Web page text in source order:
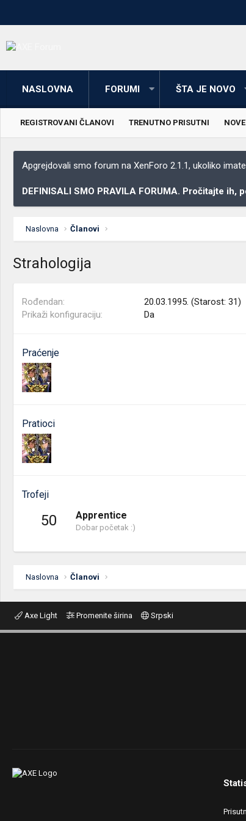
NASLOVNA FORUMI ŠTA JE NOVO
REGISTROVANI ČLANOVI TRENUTNO PRISUTNI
Apgrejdovali smo forum na XenForo 2.1.1, ukoliko
DEFINISALI SMO PRAVILA FORUMA. Pročitajte
Naslovna Članovi
Strahologija
Rođendan
20.03.1995. (Starost: 31)
Prikaži konfiguraciju
Da
Praćenje
Pratioci
Trofeji
50 Apprentice
Dobar početak :)
Naslovna Članovi
Axe Light Promenite širina Srpski